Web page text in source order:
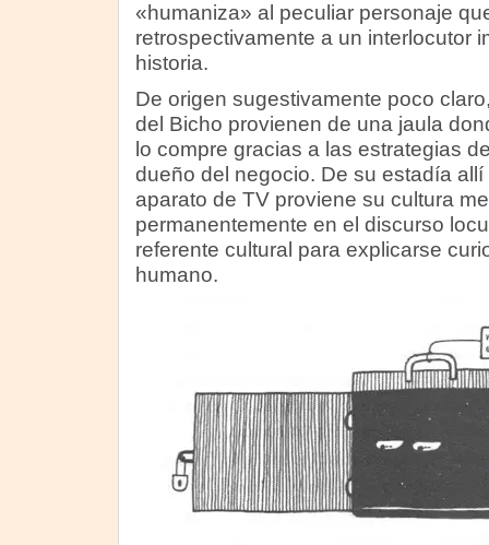
«humaniza» al peculiar personaje
retrospectivamente a un interlocutor
historia.
De origen sugestivamente poco
del Bicho provienen de una jaula
lo compre gracias a las estrategias
dueño del negocio. De su estadía
aparato de TV proviene su cultura
permanentemente en el discurso
referente cultural para explicarse
humano.